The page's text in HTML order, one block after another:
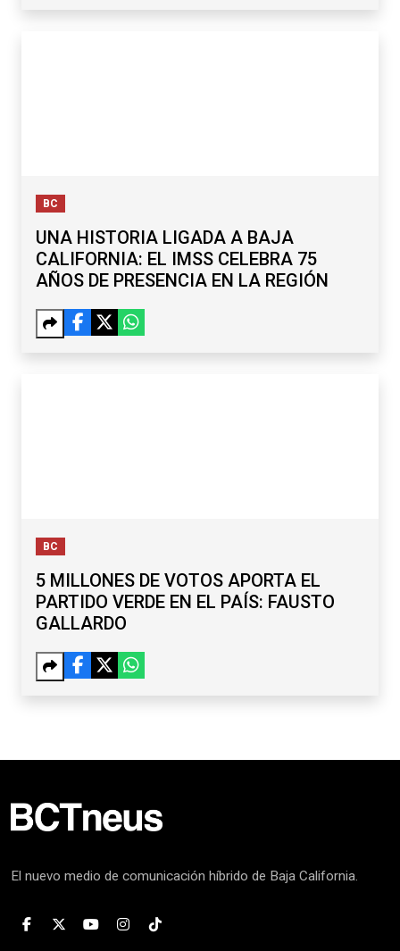
BC
UNA HISTORIA LIGADA A BAJA
CALIFORNIA: EL IMSS CELEBRA 75
AÑOS DE PRESENCIA EN LA REGIÓN
BC
5 MILLONES DE VOTOS APORTA EL
PARTIDO VERDE EN EL PAÍS: FAUSTO
GALLARDO
El nuevo medio de comunicación híbrido de Baja California.